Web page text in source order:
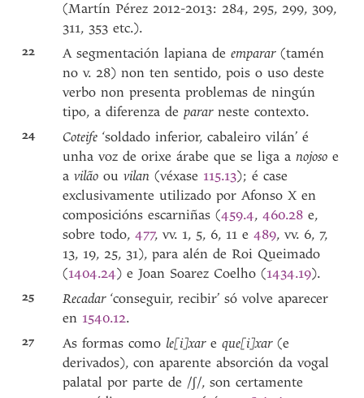
(Martín Pérez 2012-2013: 284, 295, 299, 309,
311, 353 etc.).
22 A segmentación lapiana deemparar(tamén
no v. 28) non ten sentido, pois o uso deste
verbo non presenta problemas de ningún
tipo, a diferenza depararneste contexto.
24 Coteife‘soldado inferior, cabaleiro vilán’ é
unha voz de orixe árabe que se liga anojosoe
avilão ouvilan(véxase 115.13); é case
exclusivamente utilizado por Afonso X en
composicións escarniñas (459.4,460.28 e,
sobre todo,477, vv. 1, 5, 6, 11 e489, vv. 6, 7,
13, 19, 25, 31), para alén de Roi Queimado
(1404.24) e Joan Soarez Coelho (1434.19).
25 Recadar‘conseguir, recibir’ só volve aparecer
en 1540.12.
27 As formas como le[i]xareque[i]xar(e
derivados), con aparente absorción da vogal
palatal por parte de /ʃ/, son certamente